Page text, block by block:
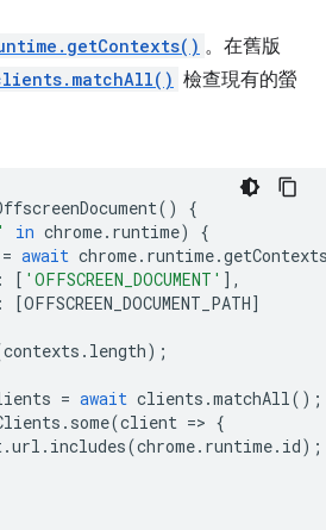
。在舊版
檢查現有的螢
()
{
in chrome. runtime)
{
= await chrome. runtime.
: [ 'OFFSCREEN_DOCUMENT' ],
: [OFFSCREEN_DOCUMENT_PATH]
contexts . length);
= await clients .matchAll();
. some(client => {
.url . includes(chrome. runtime. id);